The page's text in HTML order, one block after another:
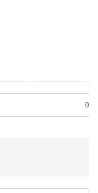
0